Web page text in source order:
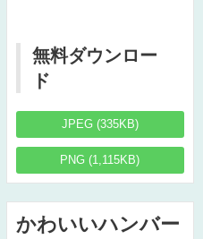
無料ダウンロー
ド
JPEG (335KB)
PNG (1,115KB)
かわいいハンバー